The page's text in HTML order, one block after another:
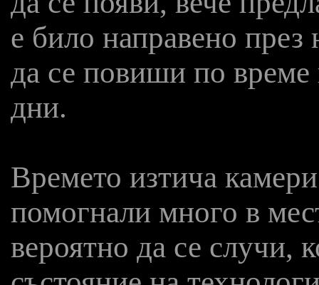
е било направено
да се повиши по
дни.
Времето изтича
помогнали много в
вероятно да се случи,